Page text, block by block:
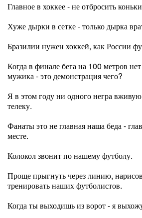
Главное в хоккее - не отбросить
Хуже дырки в сетке - только дырка
Бразилии нужен хоккей, как России
Когда в финале бега на 100 метров
мужика - это демонстрация чего?
Я в этом году ни одного негра
телеку.
Фанаты это не главная наша беда -
месте.
Колокол звонит по нашему футболу.
Проще прыгнуть через линию,
тренировать наших футболистов.
Когда ты выходишь из ворот - я